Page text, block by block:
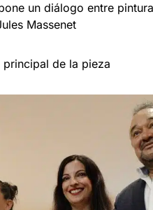
un diálogo entre
Massenet
de la pieza